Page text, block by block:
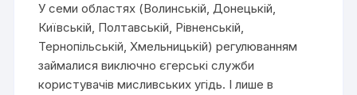
У семи областях (Волинській, Донецькій,
Київській, Полтавській, Рівненській,
Тернопільській, Хмельницькій) регулюванням
займалися виключно єгерські служби
користувачів мисливських угідь. І лише в